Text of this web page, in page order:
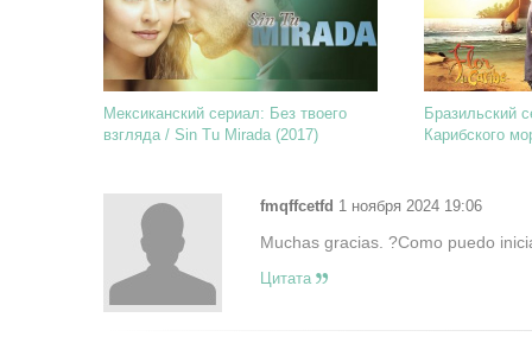
Мексиканский сериал: Без твоего
взгляда / Sin Tu Mirada (2017)
Бразильский
Карибского
fmqffcetfd 1 ноября 2024 19:06
Muchas gracias. ?Como puedo
Цитата